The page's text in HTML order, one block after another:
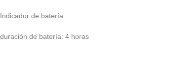
Indicador de batería
duración de batería: 4 horas